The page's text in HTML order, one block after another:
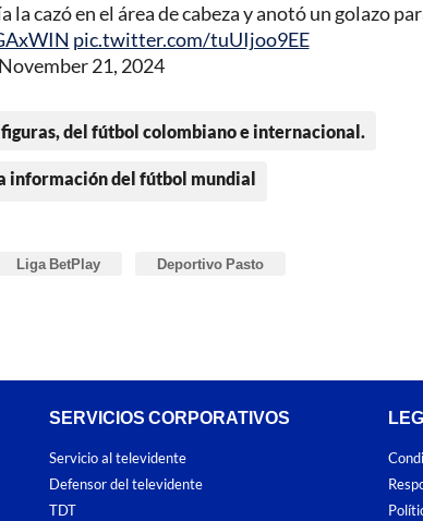
cazó en el área de cabeza y anotó un golazo
pic.twitter.com/tuUIjoo9EE
November 21, 2024
del fútbol colombiano e internacional.
información del fútbol mundial
Liga BetPlay Deportivo Pasto
SERVICIOS CORPORATIVOS
Servicio al televidente
Defensor del televidente
TDT